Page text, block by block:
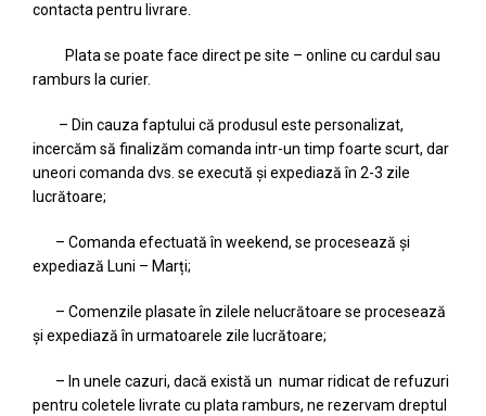
contacta pentru livrare.
Plata se poate face direct pe site – online cu cardul sau
ramburs la curier.
– Din cauza faptului că produsul este personalizat,
incercăm să finalizăm comanda intr-un timp foarte scurt, dar
uneori comanda dvs. se execută și expediază în 2-3 zile
lucrătoare;
– Comanda efectuată în weekend, se procesează și
expediază Luni – Marți;
– Comenzile plasate în zilele nelucrătoare se procesează
și expediază în urmatoarele zile lucrătoare;
– In unele cazuri, dacă există un numar ridicat de refuzuri
pentru coletele livrate cu plata ramburs, ne rezervam dreptul